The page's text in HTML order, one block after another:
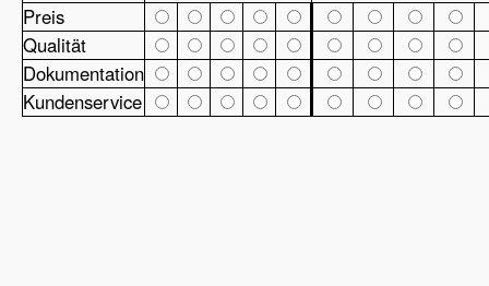
Preis
Qualität
Dokumentation
Kundenservice